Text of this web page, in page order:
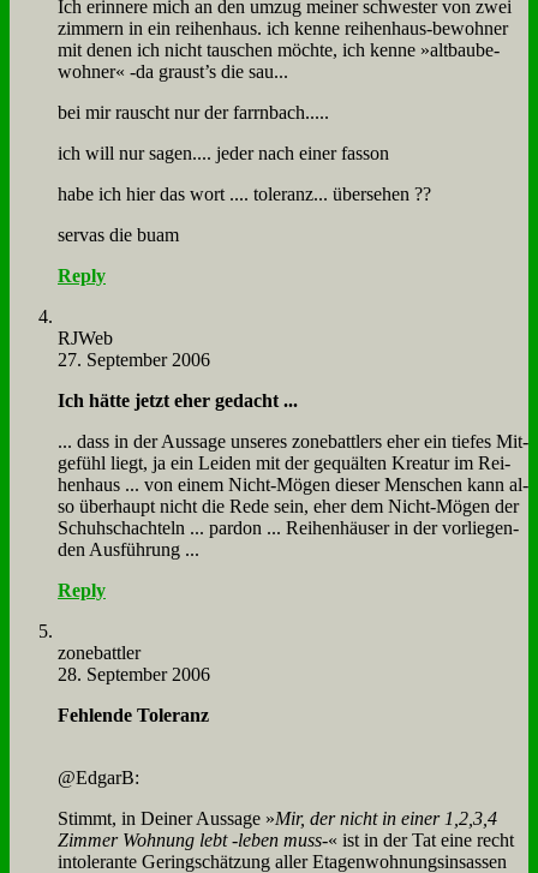
Ich er­in­ne­re mich an den um­zug mei­ner schwe­ster von zwei
zim­mern in ein rei­hen­haus. ich ken­ne rei­hen­haus-be­woh­ner
mit de­nen ich nicht tau­schen möch­te, ich ken­ne »alt­bau­be­
woh­ner« ‑da graust’s die sau...
bei mir rauscht nur der farrn­bach.....
ich will nur sa­gen.... je­der nach ei­ner fas­son
ha­be ich hier das wort .... to­le­ranz... über­se­hen ??
ser­vas die buam
Reply
RJ­Web
27. September 2006
Ich hät­te jetzt eher ge­dacht ...
... dass in der Aus­sa­ge un­se­res zone­batt­lers eher ein tie­fes Mit­
ge­fühl liegt, ja ein Lei­den mit der ge­quäl­ten Krea­tur im Rei­
hen­haus ... von ei­nem Nicht-Mö­gen die­ser Men­schen kann al­
so über­haupt nicht die Re­de sein, eher dem Nicht-Mö­gen der
Schuh­schach­teln ... par­don ... Rei­hen­häu­ser in der vor­lie­gen­
den Aus­füh­rung ...
Reply
zone­batt­ler
28. September 2006
Feh­len­de To­le­ranz
@EdgarB:
Stimmt, in Dei­ner Aus­sa­ge »Mir, der nicht in ei­ner 1,2,3,4
Zim­mer Woh­nung lebt ‑le­ben muss-« ist in der Tat ei­ne recht
in­to­le­ran­te Ge­ring­schät­zung al­ler Eta­gen­woh­nungs­in­sas­sen